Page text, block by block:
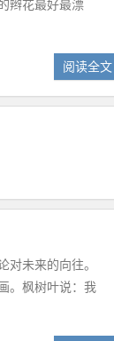
辫花最好最漂
阅读全文
未来的向往。
。枫树叶说：我